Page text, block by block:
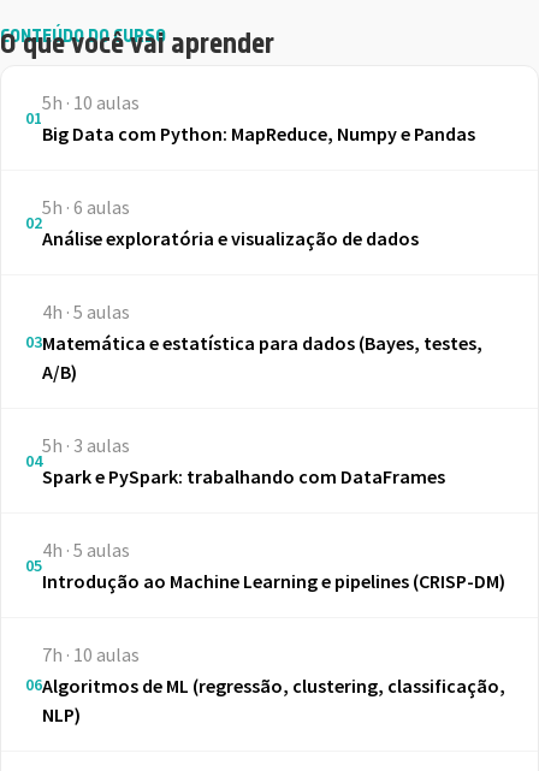
CONTEÚDO DO CURSO
O que você vai aprender
01
5h · 10 aulas
Big Data com Python: MapReduce, Numpy e Pandas
02
5h · 6 aulas
Análise exploratória e visualização de dados
03
4h · 5 aulas
Matemática e estatística para dados (Bayes, testes,
A/B)
04
5h · 3 aulas
Spark e PySpark: trabalhando com DataFrames
05
4h · 5 aulas
Introdução ao Machine Learning e pipelines (CRISP-DM)
06
7h · 10 aulas
Algoritmos de ML (regressão, clustering, classificação,
NLP)